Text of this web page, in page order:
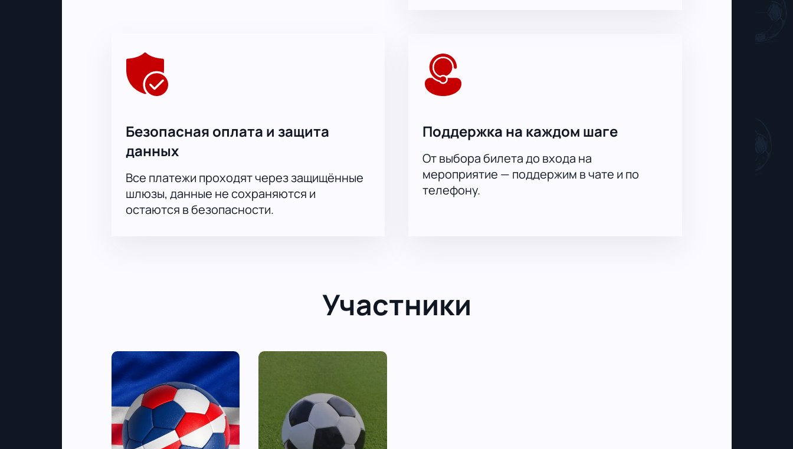
Безопасная оплата и защита
данных
Все платежи проходят через защищённые
шлюзы, данные не сохраняются и
остаются в безопасности.
Поддержка на каждом шаге
От выбора билета до входа на
мероприятие — поддержим в чате и по
телефону.
Участники